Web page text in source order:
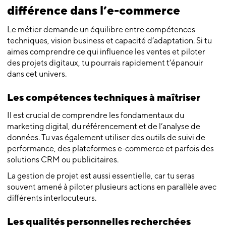
différence dans l’e-commerce
Le métier demande un équilibre entre compétences
techniques, vision business et capacité d’adaptation. Si tu
aimes comprendre ce qui influence les ventes et piloter
des projets digitaux, tu pourrais rapidement t’épanouir
dans cet univers.
Les compétences techniques à maîtriser
Il est crucial de comprendre les fondamentaux du
marketing digital, du référencement et de l’analyse de
données. Tu vas également utiliser des outils de suivi de
performance, des plateformes e-commerce et parfois des
solutions CRM ou publicitaires.
La gestion de projet est aussi essentielle, car tu seras
souvent amené à piloter plusieurs actions en parallèle avec
différents interlocuteurs.
Les qualités personnelles recherchées